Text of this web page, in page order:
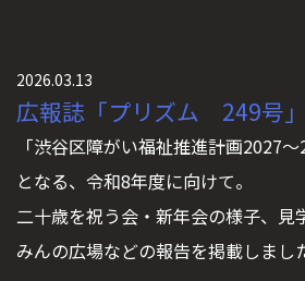
2026.03.13
広報誌「プリズム 249号
「渋谷区障がい福祉推進計画2027
となる、令和8年度に向けて。
二十歳を祝う会・新年会の様子、見
みんの広場などの報告を掲載しまし